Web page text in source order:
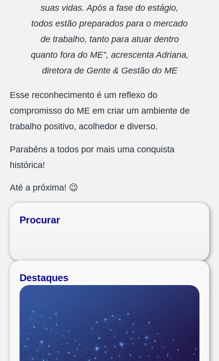
suas vidas. Após a fase do estágio,
todos estão preparados para o mercado
de trabalho, tanto para atuar dentro
quanto fora do ME”, acrescenta Adriana,
diretora de Gente & Gestão do ME
Esse reconhecimento é um reflexo do
compromisso do ME em criar um ambiente de
trabalho positivo, acolhedor e diverso.
Parabéns a todos por mais uma conquista
histórica!
Até a próxima! 😉
Procurar
Destaques